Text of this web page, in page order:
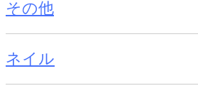
その他
ネイル